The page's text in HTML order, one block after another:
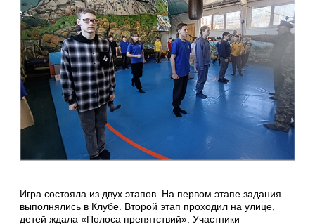
Игра состояла из двух этапов. На первом этапе задания
выполнялись в Клубе. Второй этап проходил на улице,
детей ждала «Полоса препятствий». Участники